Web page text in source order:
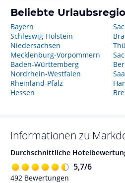
Beliebte
Bayern
Schleswig-Holstein
Niedersachsen
Mecklenburg-Vorpommern
Baden-Württemberg
Nordrhein-Westfalen
Rheinland-Pfalz
Hessen
Informationen zu
Durchschnittliche
5,7/6
492 Bewertungen